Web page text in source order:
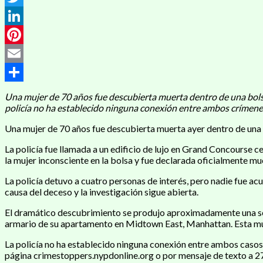
Twitter
LinkedIn
Pinterest
Email
Compartir
Una mujer de 70 años fue descubierta muerta dentro de una
policía no ha establecido ninguna conexión entre ambos
Una mujer de 70 años fue descubierta muerta ayer dentro de
La policía fue llamada a un edificio de lujo en Grand Concourse
la mujer inconsciente en la bolsa y fue declarada oficialmente
La policía detuvo a cuatro personas de interés, pero nadie fue
causa del deceso y la investigación sigue abierta.
El dramático descubrimiento se produjo aproximadamente una
armario de su apartamento en Midtown East, Manhattan. Esta
La policía no ha establecido ninguna conexión entre ambos
página crimestoppers.nypdonline.org o por mensaje de texto a